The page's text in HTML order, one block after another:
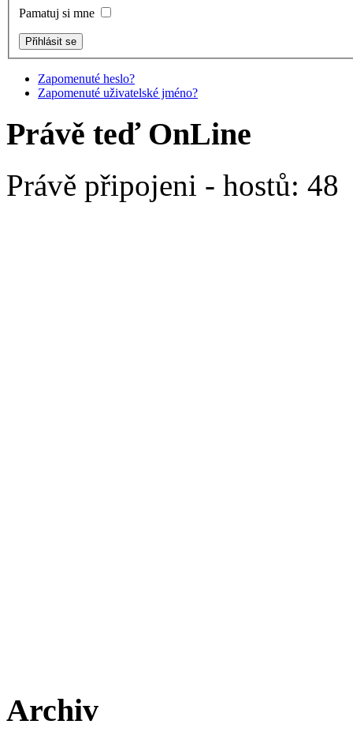
Pamatuj si mne
Zapomenuté heslo?
Zapomenuté uživatelské jméno?
Právě teď OnLine
Právě připojeni - hostů: 48
Archiv